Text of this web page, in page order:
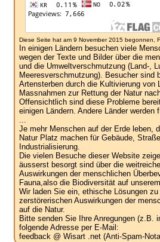
Diese Seite hat am 9 November 2015 begonnen,
In einigen Ländern besuchen viele
wegen der Texte und Bilder über die
und die Umweltverschmutzung (Land-,
Meeresverschmutzung). Besucher sind
Artensterben durch die Kultivierung von
Massnahmen zur Rettung der Natur
Offensichtlich sind diese Probleme
einigen Ländern. Andere Länder werden
...
Je mehr Menschen auf der Erde leben,
Natur Platz machen für Gebäude,
Industrialisierung.
Die vielen Besuche dieser Website
äusserst besorgt sind über die
Auswirkungen der menschlichen
Fauna,also die Biodiversität auf
Wir laden Sie ein, ethische Lösungen
zerstörerischen Auswirkungen der
auf die Natur.
Bitte senden Sie Ihre Anregungen (z.B.
folgende Adresse per E-Mail:
feedback @ Wisart .net (Anti-Spam-